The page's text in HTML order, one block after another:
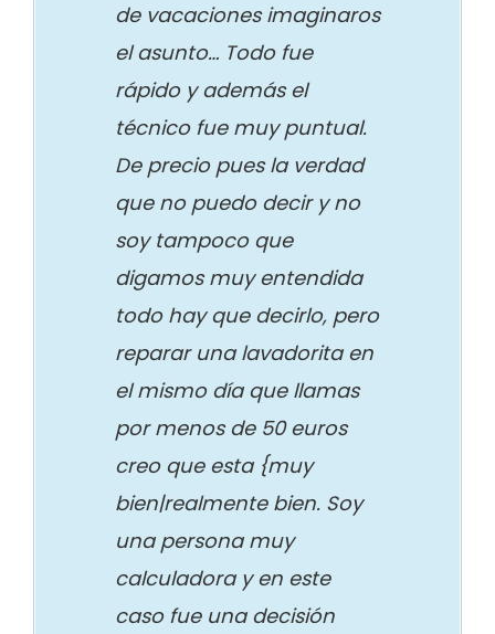
de vacaciones imaginaros
el asunto… Todo fue
rápido y además el
técnico fue muy puntual.
De precio pues la verdad
que no puedo decir y no
soy tampoco que
digamos muy entendida
todo hay que decirlo, pero
reparar una lavadorita en
el mismo día que llamas
por menos de 50 euros
creo que esta {muy
bien|realmente bien. Soy
una persona muy
calculadora y en este
caso fue una decisión